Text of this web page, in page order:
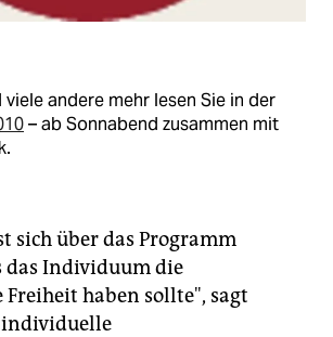
viele andere mehr lesen Sie in der
– ab Sonnabend zusammen mit
sich über das Programm
das Individuum die
haben sollte", sagt
individuelle